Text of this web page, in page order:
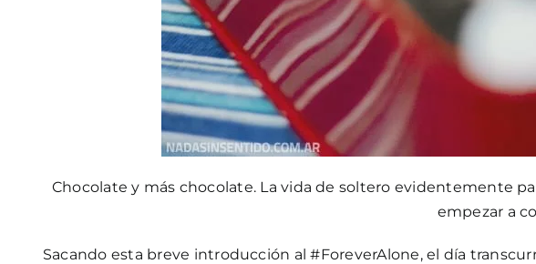
Chocolate y más chocolate. La vida de soltero evidentemente
empezar a
Sacando esta breve introducción al #ForeverAlone, el día